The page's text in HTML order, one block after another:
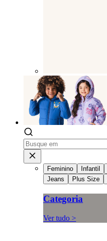
Feminino Infantil
Jeans
Plus Size
Categoria
Ver tudo >